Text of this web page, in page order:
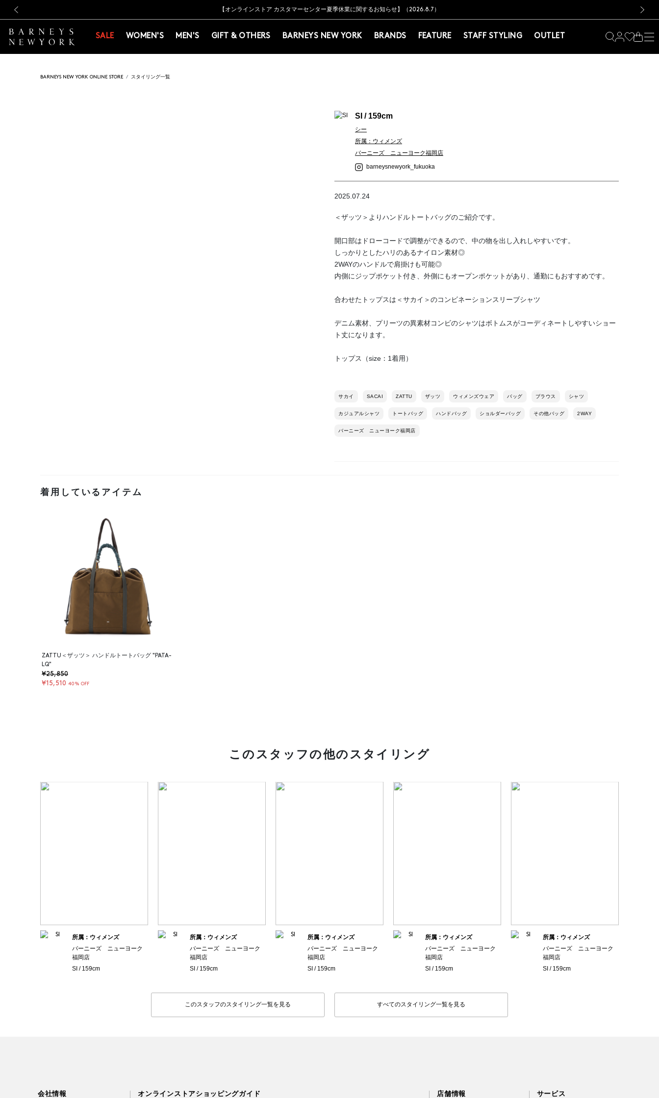
新規登録のお客様も対象！＜MY BARNEYS＞会員のお客様は11,000円（税込）以上のお買上げで常時送料無料！お買い物の際は会員登録を！
【夏季休業に伴う出荷一時停止のお知らせ】(2026.8.7)
【オンラインストア カスタマーセンター夏季休業に関するお知らせ】（2026.8.7）
【夏季休業に伴う返品・交換承り一時停止のお知らせ】（2026.8.5）
熊本県を中心とした地震の影響によるお荷物のお届けについて
【開催中】SUMMER SALEのご案内・ご注意事項
新規登録のお客様も対象！＜MY BARNEYS＞会員のお客様は11,000円（税込）以上のお買上げで常時送料無料！お買い物の際は会員登録を！
【夏季休業に伴う出荷一時停止のお知らせ】(2026.8.7)
SALE WOMEN'S MEN'S GIFT & OTHERS BARNEYS NEW YORK BRANDS FEATURE STAFF STYLING OUTLET
BARNEYS NEW YORK ONLINE STORE スタイリング一覧
SI / 159cm
シー
所属：ウィメンズ
バーニーズ ニューヨーク福岡店
barneysnewyork_fukuoka
2025.07.24
＜ザッツ＞よりハンドルトートバッグのご紹介です。
開口部はドローコードで調整ができるので、中の物を出し入れしやすいです。
しっかりとしたハリのあるナイロン素材◎
2WAYのハンドルで肩掛けも可能◎
内側にジップポケット付き、外側にもオープンポケットがあり、通勤にもおすすめです。
合わせたトップスは＜サカイ＞のコンビネーションスリーブシャツ
デニム素材、プリーツの異素材コンビのシャツはボトムスがコーディネートしやすいショー
ト丈になります。
トップス（size：1着用）
サカイ SACAI ZATTU ザッツ ウィメンズウェア バッグ ブラウス シャツ
カジュアルシャツ トートバッグ ハンドバッグ ショルダーバッグ その他バッグ 2WAY
バーニーズ ニューヨーク福岡店
着用しているアイテム
ZATTU＜ザッツ＞ ハンドルトートバッグ "PATA-
LQ"
¥25,850
¥15,510 40% OFF
このスタッフの他のスタイリング
所属：ウィメンズ
バーニーズ ニューヨーク
福岡店
SI / 159cm
所属：ウィメンズ
バーニーズ ニューヨーク
福岡店
SI / 159cm
所属：ウィメンズ
バーニーズ ニューヨーク
福岡店
SI / 159cm
所属：ウィメンズ
バーニーズ ニューヨーク
福岡店
SI / 159cm
所属：ウィメンズ
バーニーズ ニューヨーク
福岡店
SI / 159cm
このスタッフのスタイリング一覧を見る すべてのスタイリング一覧を見る
会社情報 オンラインストアショッピングガイド 店舗情報 サービス